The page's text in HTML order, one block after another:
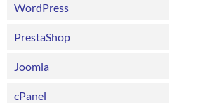
WordPress
PrestaShop
Joomla
cPanel